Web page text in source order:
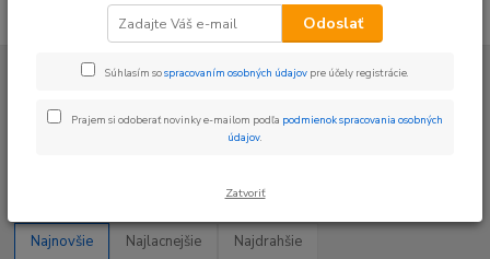
Reťazové sady a diely Vývodove kolieska Husaberg
Husaberg
Najnovšie Najlacnejšie Najdrahšie
Odoslať
Súhlasím sospracovaním osobných údajov pre účely registrácie.
Prajem si odoberať novinky e-mailom podľa podmienok spracovania osobných
údajov.
Zatvoriť